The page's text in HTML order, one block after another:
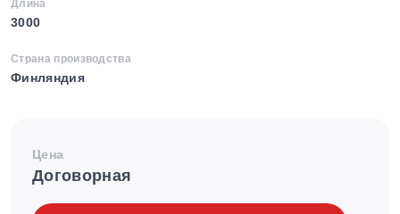
Длина
3000
Страна производства
Финляндия
Цена
Договорная